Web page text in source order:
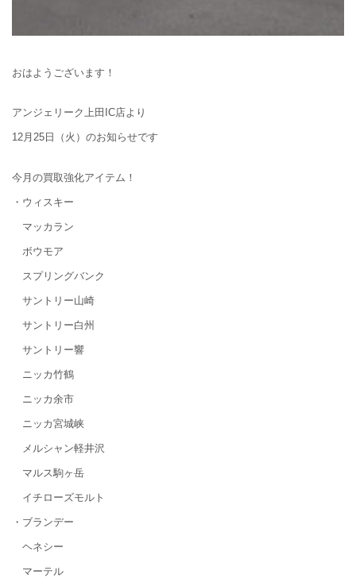
おはようございます！
アンジェリーク上田IC店より
12月25日（火）のお知らせです
今月の買取強化アイテム！
・ウィスキー
マッカラン
ボウモア
スプリングバンク
サントリー山崎
サントリー白州
サントリー響
ニッカ竹鶴
ニッカ余市
ニッカ宮城峡
メルシャン軽井沢
マルス駒ヶ岳
イチローズモルト
・ブランデー
ヘネシー
マーテル